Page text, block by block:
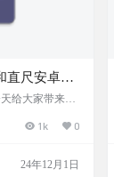
直尺安卓小
，可测
，无广告和
给大家带来一
能强大，拥有
细校准，操作
常实用。无论
1k 0
24年12月1日